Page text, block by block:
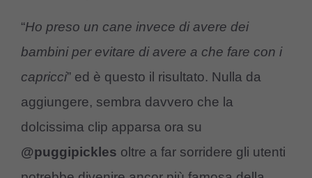
“Ho preso un cane invece di avere dei
bambini per evitare di avere a che fare con i
capricci” ed è questo il risultato. Nulla da
aggiungere, sembra davvero che la
dolcissima clip apparsa ora su
@puggipickles oltre a far sorridere gli utenti